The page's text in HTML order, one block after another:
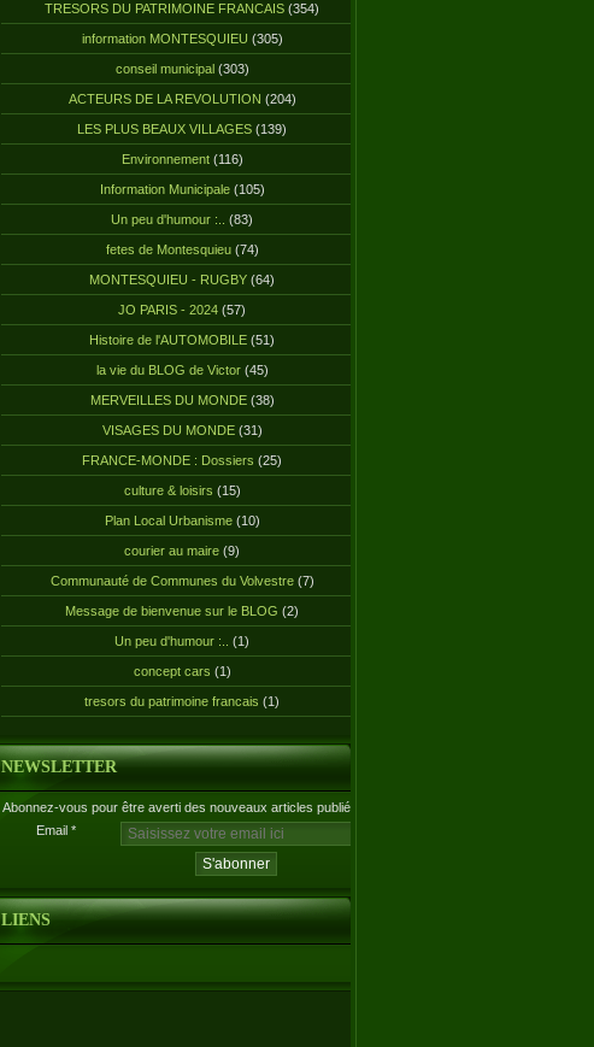
TRESORS DU PATRIMOINE FRANCAIS (354)
information MONTESQUIEU (305)
conseil municipal(303)
ACTEURS DE LA REVOLUTION (204)
LES PLUS BEAUX VILLAGES (139)
Environnement(116)
Information Municipale(105)
Un peu d'humour :.. (83)
fetes de Montesquieu(74)
MONTESQUIEU - RUGBY (64)
JO PARIS - 2024 (57)
Histoire de l'AUTOMOBILE (51)
la vie du BLOG de Victor(45)
MERVEILLES DU MONDE(38)
VISAGES DU MONDE(31)
FRANCE-MONDE : Dossiers (25)
culture & loisirs (15)
Plan Local Urbanisme(10)
courier au maire (9)
Communauté de Communes du Volvestre(7)
Message de bienvenue sur le BLOG (2)
Un peu d'humour :.. (1)
concept cars (1)
tresors du patrimoine francais (1)
NEWSLETTER
Abonnez-vous pour être averti des nouveaux articles publiés.
Email
LIENS